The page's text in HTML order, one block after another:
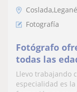
Fotografía
Fotógrafo
todas las
Llevo trabajando
especialidad es